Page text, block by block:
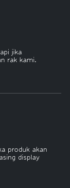
jika
rak kami.
produk akan
display